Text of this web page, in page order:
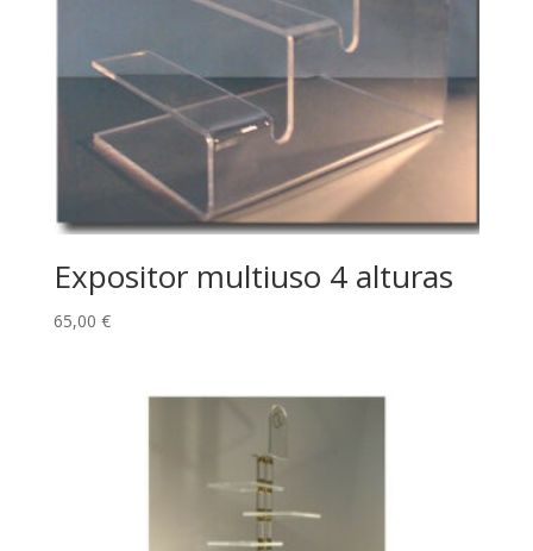
Expositor multiuso 4 alturas
65,00 €